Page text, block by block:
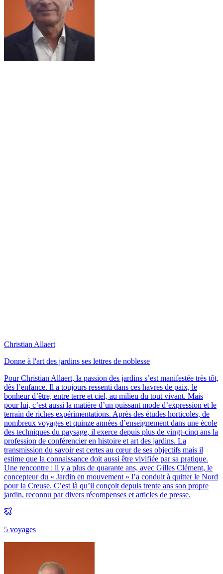
Christian Allaert
Donne à l'art des jardins ses lettres de noblesse
Pour Christian Allaert, la passion des jardins s’est manifestée très tôt,
dès l’enfance. Il a toujours ressenti dans ces havres de paix, le
bonheur d’être, entre terre et ciel, au milieu du tout vivant. Mais
pour lui, c’est aussi la matière d’un puissant mode d’expression et le
terrain de riches expérimentations. Après des études horticoles, de
nombreux voyages et quinze années d’enseignement dans une école
des techniques du paysage, il exerce depuis plus de vingt-cinq ans la
profession de conférencier en histoire et art des jardins. La
transmission du savoir est certes au cœur de ses objectifs mais il
estime que la connaissance doit aussi être vivifiée par sa pratique.
Une rencontre : il y a plus de quarante ans, avec Gilles Clément, le
concepteur du « Jardin en mouvement » l’a conduit à quitter le Nord
pour la Creuse. C’est là qu’il conçoit depuis trente ans son propre
jardin, reconnu par divers récompenses et articles de presse.
5 voyages